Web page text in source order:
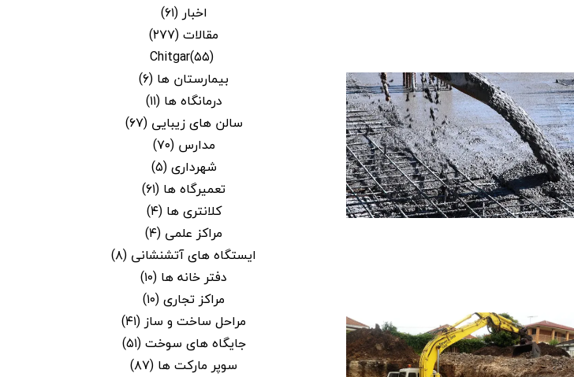
پهنه چیتگر
های شخصی ساز و تعاونی ساز
های منطقه 22
برج های اطراف دریاچه چیتگر
اخبار(۶۱)
مقالات(۲۷۷)
Chitgar(۵۵)
بیمارستان ها (۶)
درمانگاه ها (۱۱)
سالن های زیبایی (۶۷)
مدارس (۷۰)
شهرداری(۵)
تعمیرگاه ها (۶۱)
کلانتری ها (۴)
مراکز علمی (۴)
ایستگاه های آتشنشانی (۸)
دفتر خانه ها (۱۰)
مراکز تجاری(۱۰)
مراحل ساخت و ساز(۴۱)
جایگاه های سوخت(۵۱)
سوپر مارکت ها (۸۷)